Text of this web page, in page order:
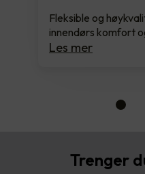
Fleksible og
innendørs komfort
Les mer
Trenger